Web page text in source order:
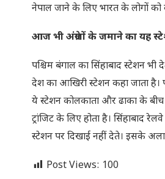
नेपाल जाने के लिए भारत के लोगों
आज भी अंग्रेजों के जमाने का यह
पश्चिम बंगाल का सिंहाबाद स्टेशन
देश का आखिरी स्टेशन कहा जाता है।
ये स्टेशन कोलकाता और ढाका के
ट्रांजिट के लिए होता है।
स्टेशन पर दिखाई नहीं देते। इसके
Post Views: 100